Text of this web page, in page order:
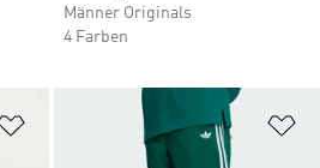
Männer Originals
4 Farben
Zur Wunschliste hinzufügen